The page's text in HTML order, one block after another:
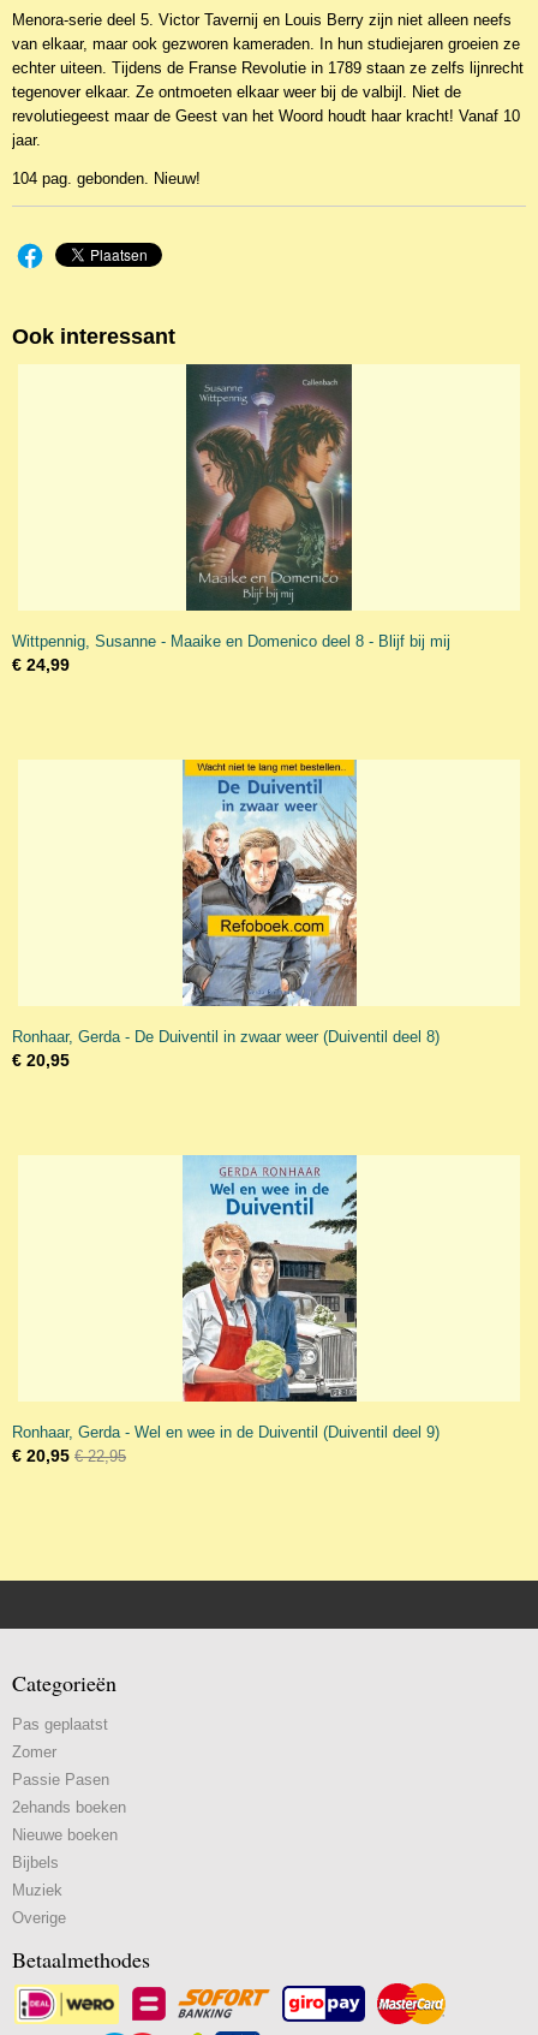
EAN code
9789055514779
Productcode leverancier
Gebr. Koster
Menora-serie deel 5. Victor Tavernij en Louis Berry zijn niet alleen neefs
van elkaar, maar ook gezworen kameraden. In hun studiejaren groeien ze
echter uiteen. Tijdens de Franse Revolutie in 1789 staan ze zelfs lijnrecht
tegenover elkaar. Ze ontmoeten elkaar weer bij de valbijl. Niet de
revolutiegeest maar de Geest van het Woord houdt haar kracht! Vanaf 10
jaar.
104 pag. gebonden. Nieuw!
Ook interessant
Wittpennig, Susanne - Maaike en Domenico deel 8 - Blijf bij mij
€ 24,99
Ronhaar, Gerda - De Duiventil in zwaar weer (Duiventil deel 8)
€ 20,95
Ronhaar, Gerda - Wel en wee in de Duiventil (Duiventil deel 9)
€ 20,95 € 22,95
Categorieën
Pas geplaatst
Zomer
Passie Pasen
2ehands boeken
Nieuwe boeken
Bijbels
Muziek
Overige
Betaalmethodes